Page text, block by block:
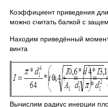
Коэффициент приведения
можно считать балкой с
Находим приведённый
винта
Вычислим радиус инерции